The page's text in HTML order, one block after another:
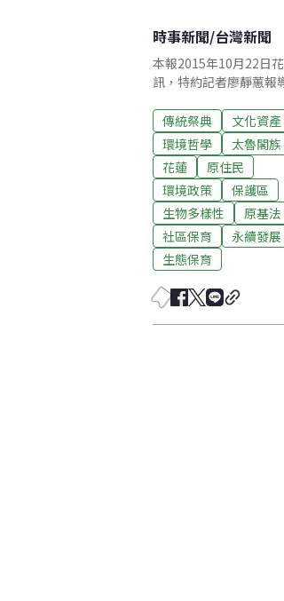
時事新聞/台灣新聞
本報2015年10月22日
訊，特約記者廖靜蕙報
傳統祭典
文化資產
環境哲學
太魯閣族
花蓮
原住民
環境政策
保護區
生物多樣性
原基法
社區保育
永續發展
生態保育